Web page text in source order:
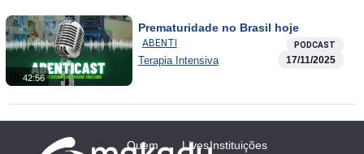
42:56
Prematuridade no Brasil hoje
ABENTI PODCAST
Terapia Intensiva 17/11/2025
Quem
LivesInstituições